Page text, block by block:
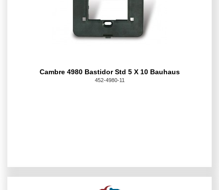
Cambre 4980 Bastidor Std 5 X 10 Bauhaus
452-4980-11